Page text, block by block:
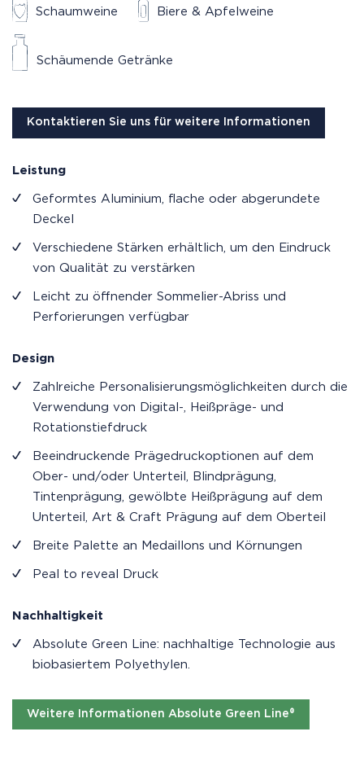
Schaumweine Biere & Apfelweine
Schäumende Getränke
Kontaktieren Sie uns für weitere Informationen
Leistung
Geformtes Aluminium, flache oder abgerundete
Deckel
Verschiedene Stärken erhältlich, um den Eindruck
von Qualität zu verstärken
Leicht zu öffnender Sommelier-Abriss und
Perforierungen verfügbar
Design
Zahlreiche Personalisierungsmöglichkeiten durch die
Verwendung von Digital-, Heißpräge- und
Rotationstiefdruck
Beeindruckende Prägedruckoptionen auf dem
Ober- und/oder Unterteil, Blindprägung,
Tintenprägung, gewölbte Heißprägung auf dem
Unterteil, Art & Craft Prägung auf dem Oberteil
Breite Palette an Medaillons und Körnungen
Peal to reveal Druck
Nachhaltigkeit
Absolute Green Line: nachhaltige Technologie aus
biobasiertem Polyethylen.
Weitere Informationen Absolute Green Line®